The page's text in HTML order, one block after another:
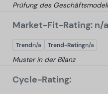
Prüfung des
Market-Fit-Rating: n/a
Trendn/a Trend-Ratingn/a
Muster in der Bilanz
Cycle-Rating: